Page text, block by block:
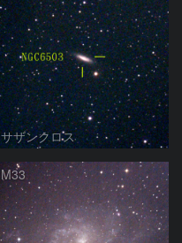
サザンクロス
M33